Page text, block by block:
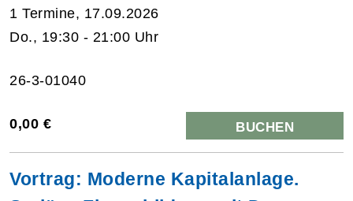
1 Termine, 17.09.2026
Do., 19:30 - 21:00 Uhr
26-3-01040
0,00 € BUCHEN
Vortrag: Moderne Kapitalanlage.